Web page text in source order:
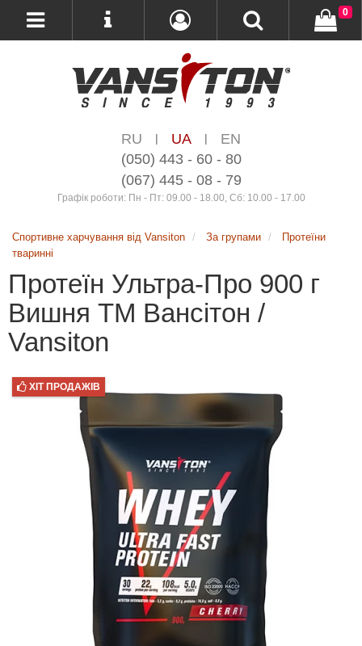
RU | UA |
EN
(050) 443 - 60 - 80
(067) 445 - 08 - 79
Графік роботи: Пн - Пт: 09.00 - 18.00, Сб: 10.00 - 17.00
0
Спортивне харчування від Vansiton За групами
Протеїни
тваринні
Протеїн Ультра-Про 900 г
Вишня ТМ Вансітон /
Vansiton
ХІТ ПРОДАЖІВ